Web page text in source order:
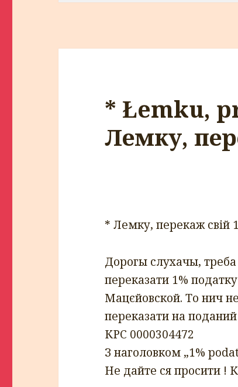
* Łemku,
Лемку,
* Лемку, перекаж свiй
Дорогы слуxачы,
переказати 1%
Мацєйовской. То нич
переказати на
КРС 0000304472
З наголовком „1%
Не дайте ся просити !